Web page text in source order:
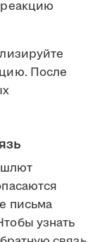
После
письма
узнать